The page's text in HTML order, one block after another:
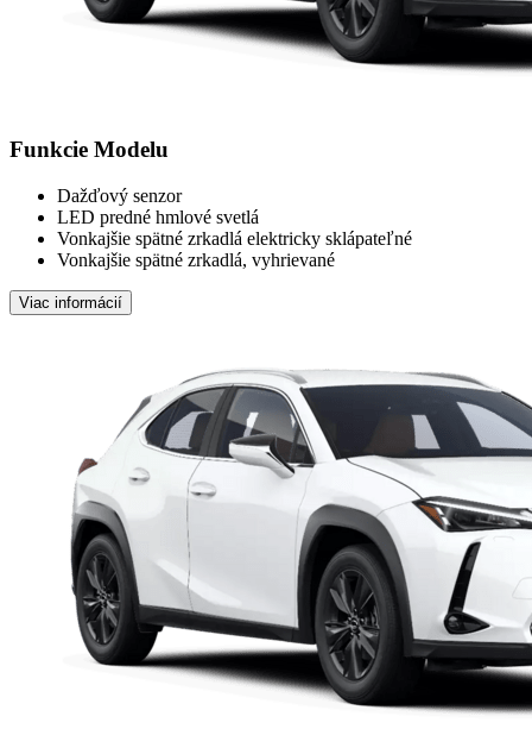
Funkcie Modelu
Dažďový senzor
LED predné hmlové svetlá
Vonkajšie spätné zrkadlá elektricky sklápateľné
Vonkajšie spätné zrkadlá, vyhrievané
Viac informácií